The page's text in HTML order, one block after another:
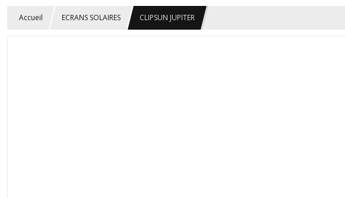
Accueil ECRANS SOLAIRES CLIPSUN JUPITER